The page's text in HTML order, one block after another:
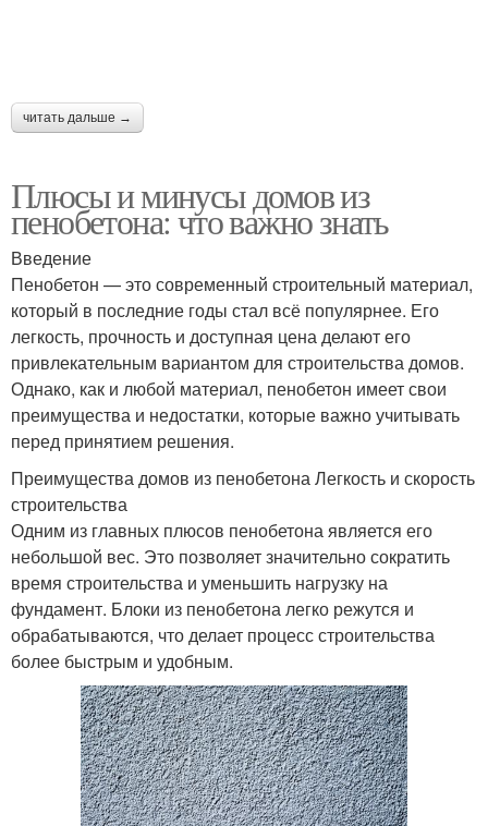
читать дальше →
Плюсы и минусы домов из
пенобетона: что важно знать
Введение
Пенобетон — это современный строительный материал,
который в последние годы стал всё популярнее. Его
легкость, прочность и доступная цена делают его
привлекательным вариантом для строительства домов.
Однако, как и любой материал, пенобетон имеет свои
преимущества и недостатки, которые важно учитывать
перед принятием решения.
Преимущества домов из пенобетона Легкость и скорость
строительства
Одним из главных плюсов пенобетона является его
небольшой вес. Это позволяет значительно сократить
время строительства и уменьшить нагрузку на
фундамент. Блоки из пенобетона легко режутся и
обрабатываются, что делает процесс строительства
более быстрым и удобным.